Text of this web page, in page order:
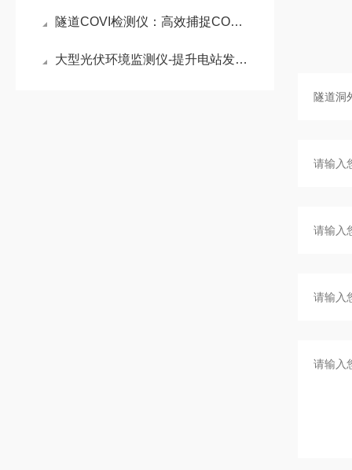
隧道COVI检测仪：高效捕捉CO和能见度变化，为应急处置提供可靠数据
大型光伏环境监测仪-提升电站发电效率的微型气象仪